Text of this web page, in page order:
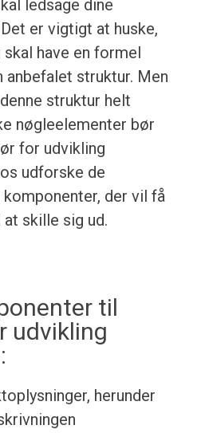
ledsage dine
er vigtigt at huske,
skal have en formel
struktur. Men
struktur helt
nøgleelementer bør
for udvikling
udforske de
der vil få
skille sig ud.
til
udvikling
herunder